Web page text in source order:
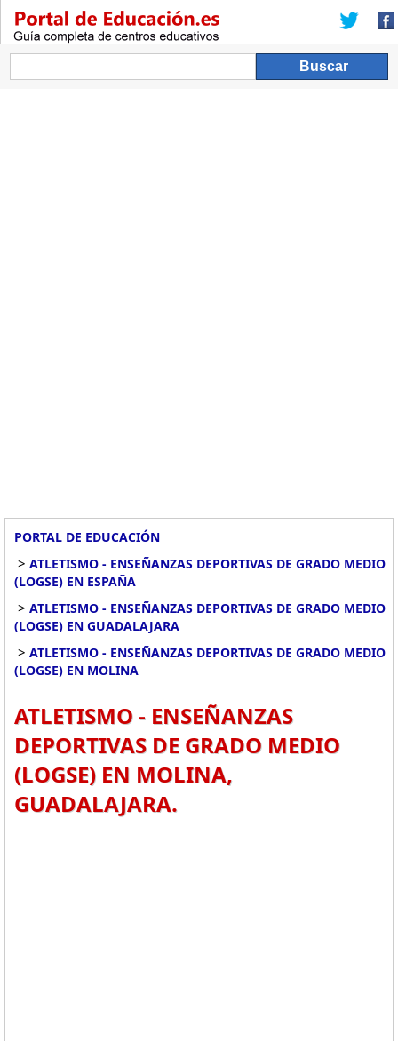
PORTAL DE EDUCACIÓN
> ATLETISMO - ENSEÑANZAS DEPORTIVAS DE GRADO MEDIO
(LOGSE) EN ESPAÑA
> ATLETISMO - ENSEÑANZAS DEPORTIVAS DE GRADO MEDIO
(LOGSE) EN GUADALAJARA
> ATLETISMO - ENSEÑANZAS DEPORTIVAS DE GRADO MEDIO
(LOGSE) EN MOLINA
ATLETISMO - ENSEÑANZAS
DEPORTIVAS DE GRADO MEDIO
(LOGSE) EN MOLINA,
GUADALAJARA.